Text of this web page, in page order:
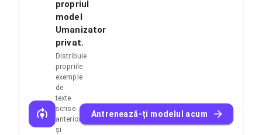
propriul
model
Umanizator
privat.
Distribuie
propriile
exemple
de
texte
scrise
anterior
și
Antrenează-ți modelul acum